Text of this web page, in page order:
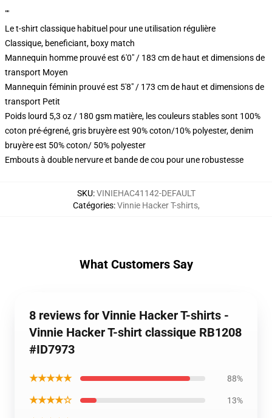
""
Le t-shirt classique habituel pour une utilisation régulière
Classique, beneficiant, boxy match
Mannequin homme prouvé est 6'0" / 183 cm de haut et dimensions de
transport Moyen
Mannequin féminin prouvé est 5'8" / 173 cm de haut et dimensions de
transport Petit
Poids lourd 5,3 oz / 180 gsm matière, les couleurs stables sont 100%
coton pré-égrené, gris bruyère est 90% coton/10% polyester, denim
bruyère est 50% coton/ 50% polyester
Embouts à double nervure et bande de cou pour une robustesse
SKU:VINIEHAC41142-DEFAULT
Catégories:Vinnie Hacker T-shirts,
What Customers Say
8 reviews for Vinnie Hacker T-shirts -
Vinnie Hacker T-shirt classique RB1208
#ID7973
★★★★★ 88%
★★★★☆ 13%